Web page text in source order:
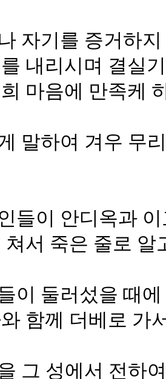
자기를 증거하
내리시며 결실
마음에 만족케
말하여 겨우 무
들이 안디옥과
쳐서 죽은 줄로 알
이 둘러섰을 때
함께 더베로 가
그 성에서 전하